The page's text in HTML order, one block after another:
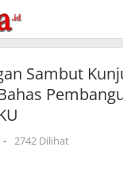
Sambut
oleh
- 2742 Dilihat